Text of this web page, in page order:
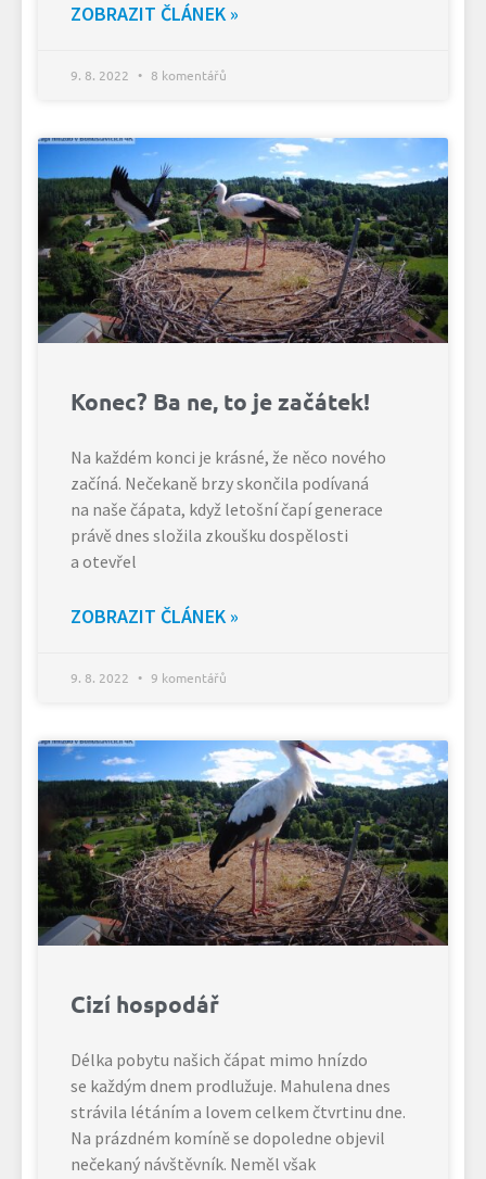
ZOBRAZIT ČLÁNEK »
9. 8. 2022 8 komentářů
Konec? Ba ne, to je začátek!
Na každém konci je krásné, že něco nového
začíná. Nečekaně brzy skončila podívaná
na naše čápata, když letošní čapí generace
právě dnes složila zkoušku dospělosti
a otevřel
ZOBRAZIT ČLÁNEK »
9. 8. 2022 9 komentářů
Cizí hospodář
Délka pobytu našich čápat mimo hnízdo
se každým dnem prodlužuje. Mahulena dnes
strávila létáním a lovem celkem čtvrtinu dne.
Na prázdném komíně se dopoledne objevil
nečekaný návštěvník. Neměl však